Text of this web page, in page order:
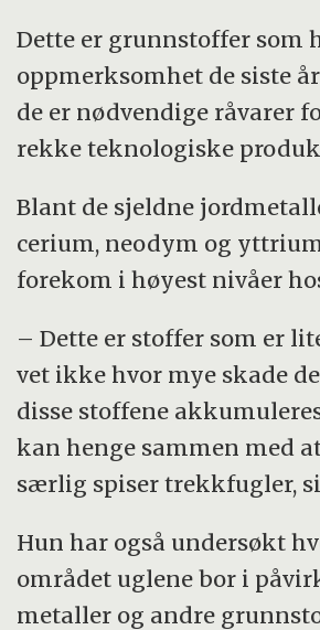
Dette er grunnstoffer som
oppmerksomhet de siste
de er nødvendige råvarer
rekke teknologiske
Blant de sjeldne
cerium, neodym og
forekom i høyest nivåer
– Dette er stoffer som er
vet ikke hvor mye skade
disse stoffene
kan henge sammen med
særlig spiser trekkfugler,
Hun har også undersøkt
området uglene bor i
metaller og andre